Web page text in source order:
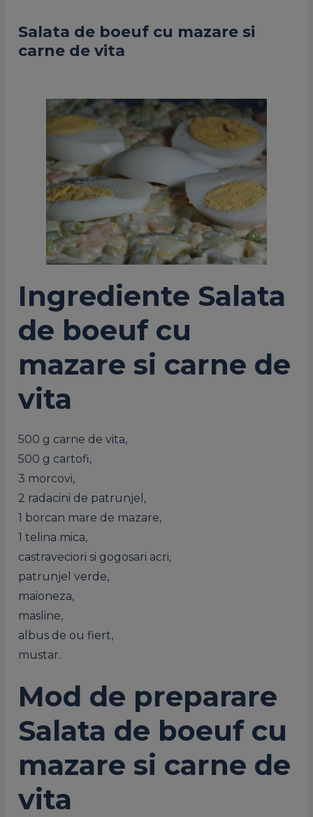
Salata de boeuf cu mazare si
carne de vita
Ingrediente Salata
de boeuf cu
mazare si carne de
vita
500 g carne de vita,
500 g cartofi,
3 morcovi,
2 radacini de patrunjel,
1 borcan mare de mazare,
1 telina mica,
castraveciori si gogosari acri,
patrunjel verde,
maioneza,
masline,
albus de ou fiert,
mustar.
Mod de preparare
Salata de boeuf cu
mazare si carne de
vita